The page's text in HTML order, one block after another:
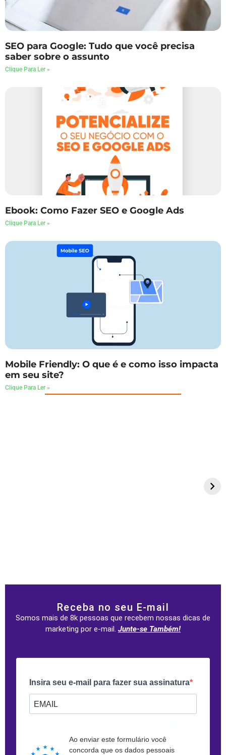
SEO para Google: Tudo que você precisa
saber sobre o assunto
Clique Para Ler »
Ebook: Como Fazer SEO e Google Ads
Clique Para Ler »
Mobile Friendly: O que é e como isso impacta
em seu site?
Clique Para Ler »
Receba no seu E-mail
Somos mais de 8k pessoas que recebem nossas dicas de
marketing por e-mail. Junte-se Também!
Insira seu e-mail para fazer sua assinatura
Ao enviar este formulário você
concorda que os dados pessoais